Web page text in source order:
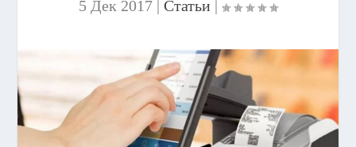
5 Дек 2017 | Статьи |